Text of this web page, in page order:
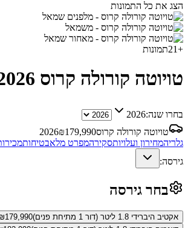
הצג את כל התמונות
+
21תמונות
טויוטה קורולה קרוס
בחרו שנה:2026
טויוטה קורולה קרוס
2026₪179,990
גלריהמחירון ועלויותסקירהמפרט מלאבטיחות
גירסה:
בחר גירסה
אקטיב היברידי 1.8 ליטר (דור 1 מתיחת פנים)
179,990